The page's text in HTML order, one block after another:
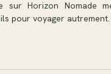
sur Horizon Nomade
pour voyager autrement.